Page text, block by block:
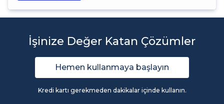
İşinize Değer Katan Çözümler
Hemen kullanmaya başlayın
Kredi kartı gerekmeden dakikalar içinde kullanın.